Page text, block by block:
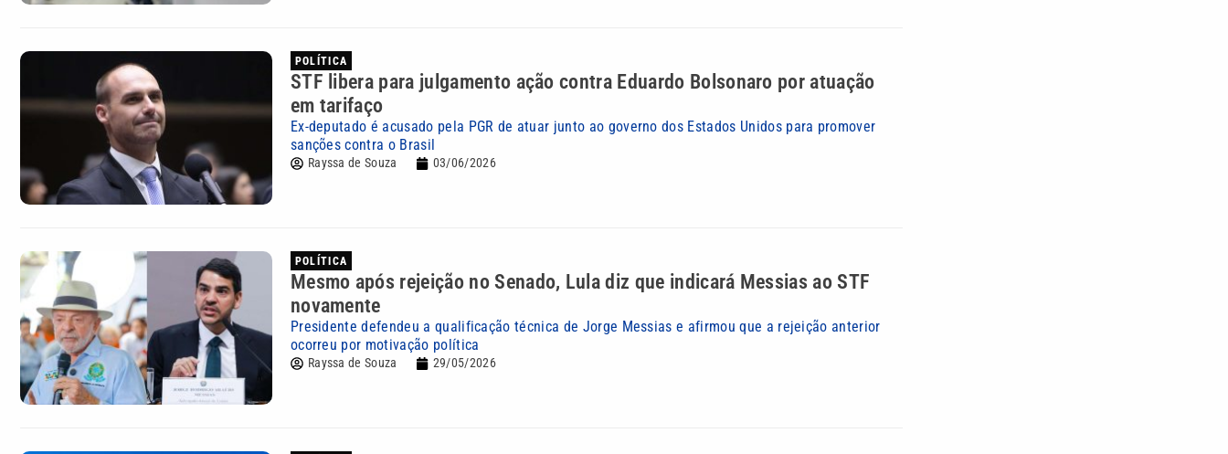
POLÍTICA
STF libera para julgamento ação contra Eduardo Bolsonaro por atuação
em tarifaço
Ex-deputado é acusado pela PGR de atuar junto ao governo dos Estados Unidos para promover
sanções contra o Brasil
Rayssa de Souza 03/06/2026
POLÍTICA
Mesmo após rejeição no Senado, Lula diz que indicará Messias ao STF
novamente
Presidente defendeu a qualificação técnica de Jorge Messias e afirmou que a rejeição anterior
ocorreu por motivação política
Rayssa de Souza 29/05/2026